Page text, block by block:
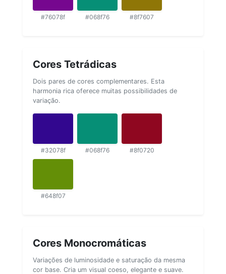
#76078f #068f76 #8f7607
Cores Tetrádicas
Dois pares de cores complementares. Esta
harmonia rica oferece muitas possibilidades de
variação.
#32078f #068f76 #8f0720
#648f07
Cores Monocromáticas
Variações de luminosidade e saturação da mesma
cor base. Cria um visual coeso, elegante e suave.